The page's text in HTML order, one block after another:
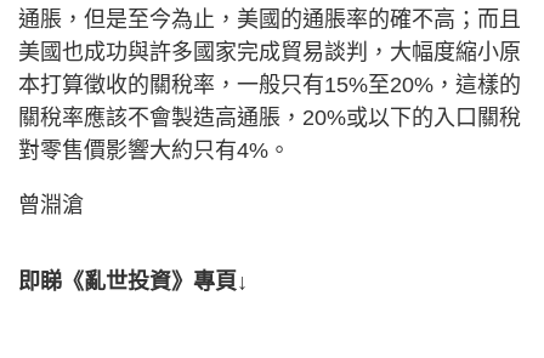
通脹，但是至今為止，美國的通脹率的確不高；而且
美國也成功與許多國家完成貿易談判，大幅度縮小原
本打算徵收的關稅率，一般只有15%至20%，這樣的
關稅率應該不會製造高通脹，20%或以下的入口關稅
對零售價影響大約只有4%。
曾淵滄
即睇《亂世投資》專頁↓